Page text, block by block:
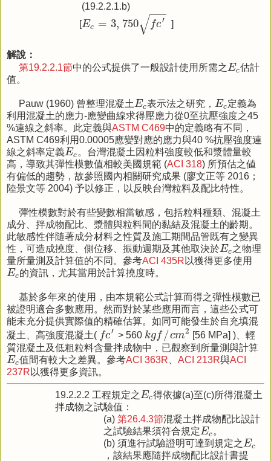
(19.2.2.1.b)
[Ec = 3, 750√fc′
Ec=3,750
]
解說：
第19.2.2.1節中的公式提供了一般設計使用所需之Ec
Ec 估計
值。
Pauw (1960) 曾整理混凝土Ec
Ec 表示法之研究， Ec
Ec定義為
利用混凝土的應力-應變曲線求得壓應力從0至抗壓強度之45
%連線之斜率。此定義與ASTM C469中的定義略有不同，
ASTM C469利用0.00005應變對應的應力與40 %抗壓強度連
線之斜率定義Ec
Ec。台灣混凝土因粒料強度較低和漿體量較
高，導致其彈性模數值相較美國規範 (ACI 318) 所預估之値
有偏低的趨勢，故參照國內相關研究成果 (廖文正等 2016；
陸景文等 2004) 予以修正，以反映台灣粒料及配比特性。
彈性模數對於有些變數相當敏感，包括粒料種類、混凝土
成分、拌成物配比、漿體與粒料間的黏結及混凝土的齡期。
此敏感性伴隨著成分材料之性質及施工期間品管既有之變異
性，可造成撓度、側位移、振動週期及其他取決於Ec
Ec之物理
量所量測及計算值的不同。參考ACI 435R 以獲得更多使用
Ec
Ec的資訊，尤其當用於計算撓度時。
基於多年來的使用，由本規範公式計算而得之彈性模數已
被證明適合多數應用。然而對於某些應用而言，這些公式可
能未充分提供實際值的精確估算。如同可能發生於自充填混
凝土、高強度混凝土( fc′
fc′ > 560 kgf /cm2
k gf/cm2
[56 MPa] )、輕
質混凝土及低粗粒料含量拌成物中，已觀察到所量測與計算
Ec
Ec值間有較大之差異。參考ACI 363R ACI 213R與ACI
237R 以獲得更多資訊。
19.2.2.2 工程規定之Ec
Ec得依據(a)至(c)所得混凝土
拌成物之試驗值：
(a) 第26.4.3節混凝土拌成物配比設計
之試驗結果須符合規定Ec
Ec。
(b) 須進行試驗證明可達到規定之Ec
Ec
，該結果應隨拌成物配比設計書提